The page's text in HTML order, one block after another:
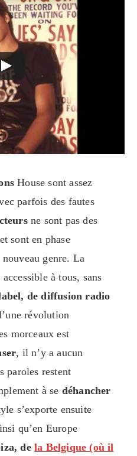
House sont assez
parfois des fautes
ne sont pas des
sont en phase
genre. La
à tous, sans
de diffusion radio
révolution
morceaux est
, il n’y a aucun
paroles restent
à se déhancher
s’exporte ensuite
qu’en Europe
dela Belgique (où il